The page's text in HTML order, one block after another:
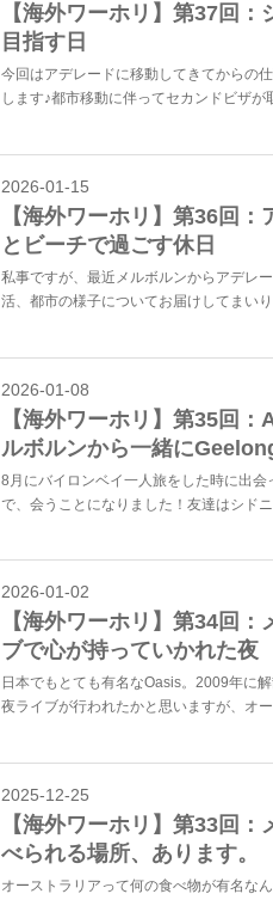
【海外ワーホリ】第37回
目指す日
今回はアデレードに移動してきてからの
します♪都市移動に伴ってセカンドビザ
2026-01-15
【海外ワーホリ】第36回
とビーチで過ごす休日
私事ですが、最近メルボルンからアデレ
活、都市の様子についてお届けしてまい
2026-01-08
【海外ワーホリ】第35回
ルボルンから一緒に
8月にバイロンベイ一人旅をした時に出
で、会うことになりました！友達はシド
2026-01-02
【海外ワーホリ】第34回
ブで心が持っていかれた夜
日本でもとても有名なOasis。2009年に
夜ライブが行われたかと思いますが、オ
2025-12-25
【海外ワーホリ】第33回
べられる場所、あります。
オーストラリアって何の食べ物が有名な